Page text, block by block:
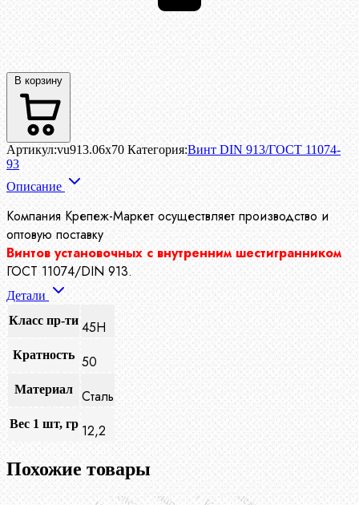
В корзину
Артикул:vu913.06x70 Категория:Винт DIN 913/ГОСТ 11074-
93
Описание
Компания Крепеж-Маркет осуществляет производство и
оптовую поставку
Винтов установочных с внутренним шестигранником
ГОСТ 11074/DIN 913.
Детали
Класс пр-ти 45H
Кратность 50
Материал Сталь
Вес 1 шт, гр 12,2
Похожие товары